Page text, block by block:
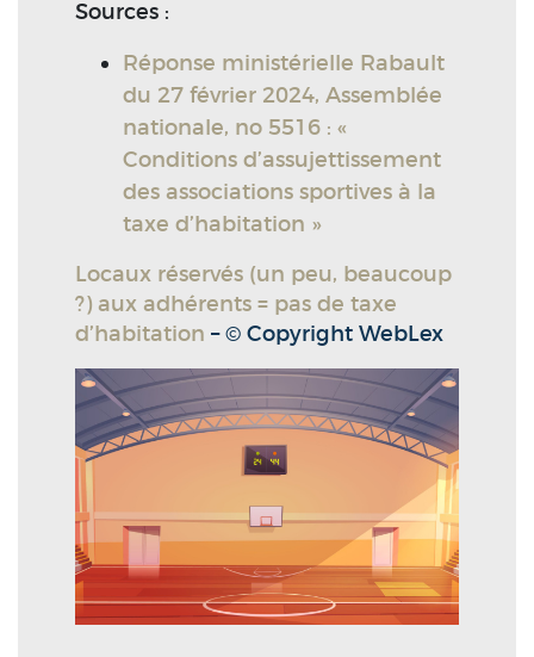
Sources :
Réponse ministérielle Rabault
du 27 février 2024, Assemblée
nationale, no 5516 : «
Conditions d’assujettissement
des associations sportives à la
taxe d’habitation »
Locaux réservés (un peu, beaucoup
?) aux adhérents = pas de taxe
d’habitation – © Copyright WebLex